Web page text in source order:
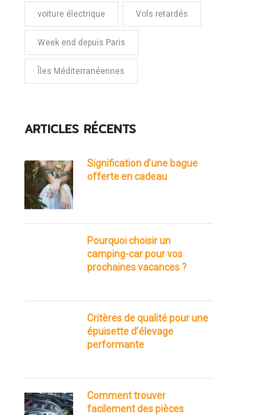
voiture électrique Vols retardés
Week end depuis Paris
Îles Méditerranéennes
ARTICLES RÉCENTS
Signification d’une bague
offerte en cadeau
Pourquoi choisir un
camping-car pour vos
prochaines vacances ?
Critères de qualité pour une
épuisette d’élevage
performante
Comment trouver
facilement des pièces